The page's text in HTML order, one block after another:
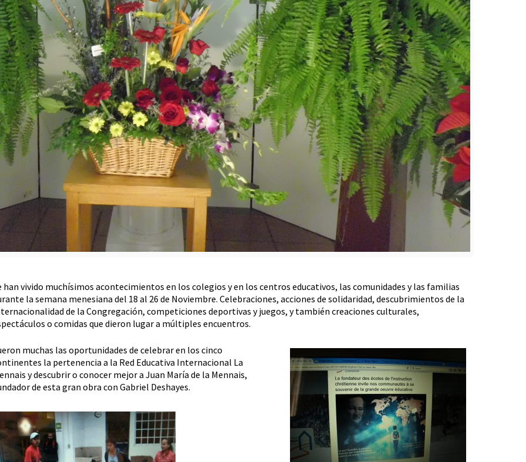
han vivido muchísimos acontecimientos en los colegios y en los centros educativos, las comunidades y las familias
la semana menesiana del 18 al 26 de Noviembre. Celebraciones, acciones de solidaridad, descubrimientos de la
de la Congregación, competiciones deportivas y juegos, y también creaciones culturales,
o comidas que dieron lugar a múltiples encuentros.
muchas las oportunidades de celebrar en los cinco
la pertenencia a la Red Educativa Internacional La
y descubrir o conocer mejor a Juan María de la Mennais,
de esta gran obra con Gabriel Deshayes.